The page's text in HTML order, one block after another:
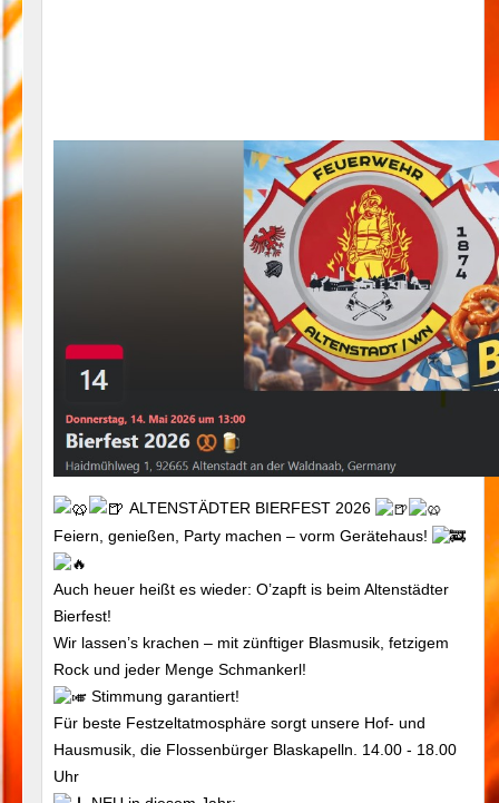
ALTENSTÄDTER BIERFEST 2026
Feiern, genießen, Party machen – vorm Gerätehaus!
Auch heuer heißt es wieder: O’zapft is beim Altenstädter
Bierfest!
Wir lassen’s krachen – mit zünftiger Blasmusik, fetzigem
Rock und jeder Menge Schmankerl!
Stimmung garantiert!
Für beste Festzeltatmosphäre sorgt unsere Hof- und
Hausmusik, die Flossenbürger Blaskapelln. 14.00 - 18.00
Uhr